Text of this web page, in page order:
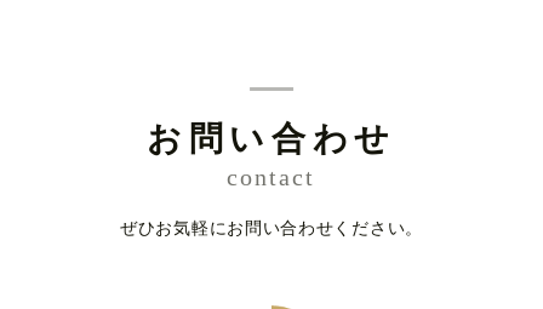
お問い合わせ
contact
ぜひお気軽にお問い合わせください。